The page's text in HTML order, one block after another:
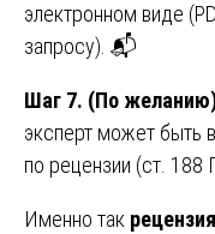
электронном виде
запросу). 📬
Шаг 7. (По
эксперт может быть
по рецензии (ст.
Именно так